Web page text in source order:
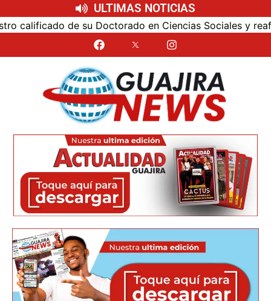
ULTIMAS NOTICIAS
de su Doctorado en Ciencias Sociales y